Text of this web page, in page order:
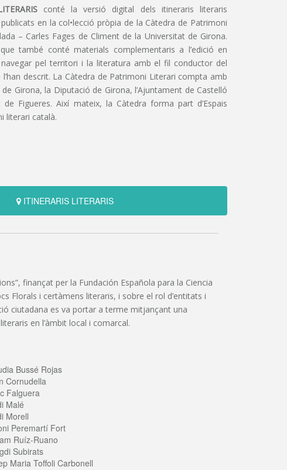
conté la versió digital dels itineraris literaris
en la col•lecció pròpia de la Càtedra de Patrimoni
– Carles Fages de Climent de la Universitat de Girona.
també conté materials complementaris a l’edició en
pel territori i la literatura amb el fil conductor del
descrit. La Càtedra de Patrimoni Literari compta amb
Girona, la Diputació de Girona, l’Ajuntament de Castelló
de Figueres. Així mateix, la Càtedra forma part d’Espais
literari català.
ITINERARIS LITERARIS
finançat per la Fundación Española para la Ciencia
Florals i certàmens literaris, i sobre el rol d’entitats i
ciutadana es va portar a terme mitjançant una
en l’àmbit local i comarcal.
Bussé Rojas
Cornudella
Falguera
Malé
Morell
Peremartí Fort
Ruíz-Ruano
Subirats
Maria Toffoli Carbonell